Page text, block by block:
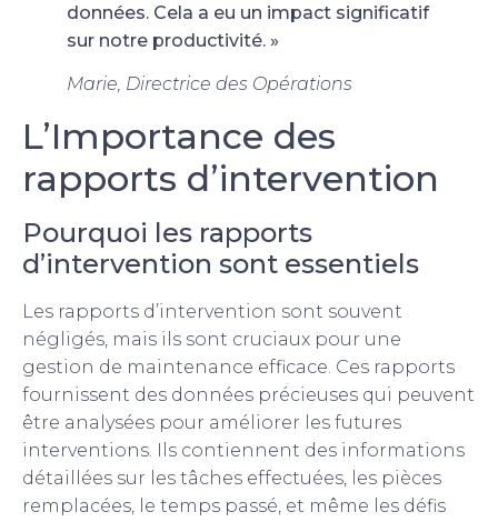
données. Cela a eu un impact significatif
sur notre productivité. »
Marie, Directrice des Opérations
L’Importance des
rapports d’intervention
Pourquoi les rapports
d’intervention sont essentiels
Les rapports d’intervention sont souvent
négligés, mais ils sont cruciaux pour une
gestion de maintenance efficace. Ces rapports
fournissent des données précieuses qui peuvent
être analysées pour améliorer les futures
interventions. Ils contiennent des informations
détaillées sur les tâches effectuées, les pièces
remplacées, le temps passé, et même les défis